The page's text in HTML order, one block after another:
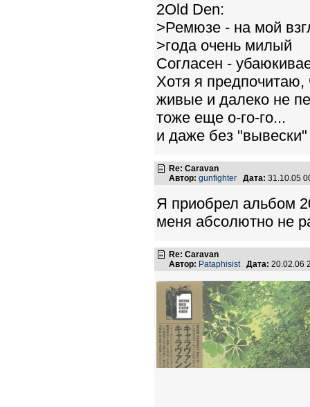
2Old Den:
>Ремюзе - на мой
>года очень милый
Согласен -
Хотя я
живые и далеко не
тоже еще о-го-го...
и даже без
Re: Caravan
Автор: gunfighter Дата: 31.10.05
Я приобрел альбом
меня абсолютно не
Re: Caravan
Автор: Pataphisist Дата: 20.02.06